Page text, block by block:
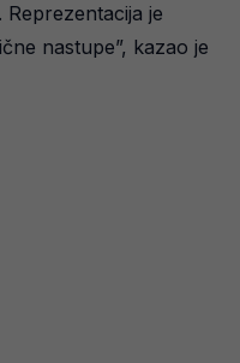
je
nastupe”, kazao je